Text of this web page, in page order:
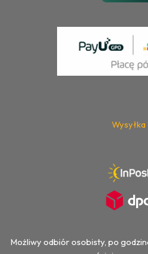
Wysyłka
Możliwy odbiór osobisty, po